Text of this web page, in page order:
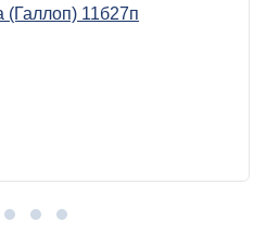
(Галлоп) 11б27п